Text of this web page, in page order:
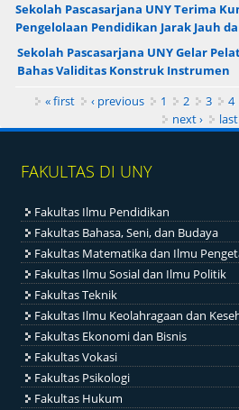
Sekolah Pascasarjana UNY Terima
Pengelolaan Pendidikan Jarak Jauh
Sekolah Pascasarjana UNY Gelar
Bahas Validitas Konstruk Instrumen
Pages« first ‹ previous 1 2 3 4
next ›
FAKULTAS DI UNY
Fakultas Ilmu Pendidikan
Fakultas Bahasa, Seni, dan Budaya
Fakultas Matematika dan Ilmu
Fakultas Ilmu Sosial dan Ilmu Politik
Fakultas Teknik
Fakultas Ilmu Keolahragaan dan
Fakultas Ekonomi dan Bisnis
Fakultas Vokasi
Fakultas Psikologi
Fakultas Hukum